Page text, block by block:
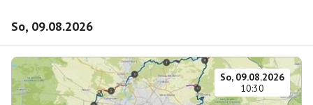
So, 09.08.2026
So, 09.08.2026
10:30